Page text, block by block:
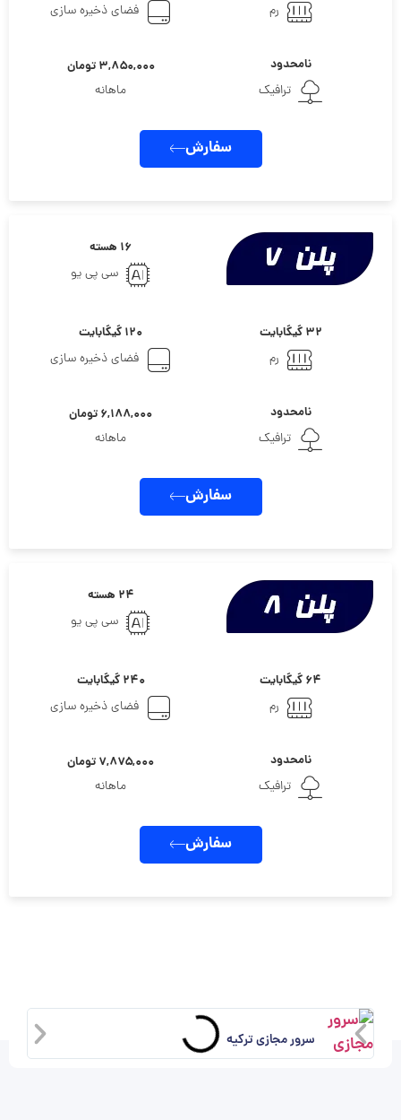
رم فضای ذخیره سازی
نامحدود
ترافیک
۳,۸۵۰,۰۰۰ تومان
ماهانه
سفارش
۱۶ هسته
سی پی یو
۳۲ گیگابایت
رم
۱۲۰ گیگابایت
فضای ذخیره سازی
نامحدود
ترافیک
۶,۱۸۸,۰۰۰ تومان
ماهانه
سفارش
۲۴ هسته
سی پی یو
۶۴ گیگابایت
رم
۲۴۰ گیگابایت
فضای ذخیره سازی
نامحدود
ترافیک
۷,۸۷۵,۰۰۰ تومان
ماهانه
سفارش
سرور مجازی ترکیه